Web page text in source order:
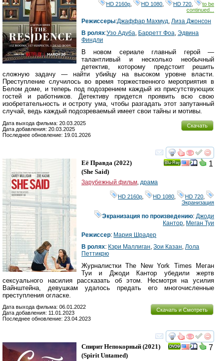
HD 2160р HD 1080 HD 720
to be
continued...
Режиссеры:Джаффар Махмуд Лиза Джонсон
В ролях:Узо Адуба Барретт Фоа Эдвина
Финдли
В новом сериале главный герой —
талантливый и несколько необычный
детектив, которому предстоит решить
сложную задачу — найти убийцу на высоком уровне власти.
Преступление случилось во время торжественного мероприятия в
Белом доме, и теперь под подозрением каждый из присутствующих
гостей и работников. Детективу придется проявить всю свою
изобретательность и остроту ума, чтобы разгадать этот запутанный
случай, ведь каждый подозреваемый имеет свои тайны и мотивы.
Скачать
Дата выхода фильма: 20.03.2025
Дата добавления: 20.03.2025
Последнее обновление: 19.01.2026
смотреть
1
Её Правда (2022)
(She Said)
Зарубежный фильм драма
HD 2160р HD 1080 HD 720
Экранизация
Экранизация по произведению: Джоди
Кантор Меган Туи
Режиссер: Мария Шрадер
В ролях: Кэри Маллиган Зои Казан Лола
Петтикрю
Журналистки The New York Times Меган
Туи и Джоди Кантор убедили жертв
сексуального насилия рассказать об этом. Несмотря на усилия
Вайнштейна, девушкам удалось предать его многочисленные
преступления огласке.
Скачать и Смотреть
Дата выхода фильма: 06.01.2022
Дата добавления: 11.01.2023
Последнее обновление: 23.04.2023
смотреть
7
Спирит Непокорный (2021)
(Spirit Untamed)